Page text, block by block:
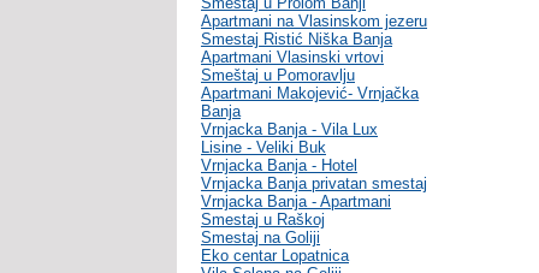
Apartmani na Vlasinskom jezeru
Smestaj Ristić Niška Banja
Apartmani Vlasinski vrtovi
Smeštaj u Pomoravlju
Apartmani Makojević- Vrnjačka
Banja
Vrnjacka Banja - Vila Lux
Lisine - Veliki Buk
Vrnjacka Banja - Hotel
Vrnjacka Banja privatan smestaj
Vrnjacka Banja - Apartmani
Smestaj u Raškoj
Smestaj na Goliji
Eko centar Lopatnica